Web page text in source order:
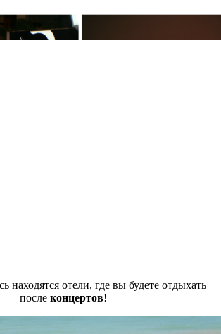
находятся отели, где вы будете отдыхать
после концертов!